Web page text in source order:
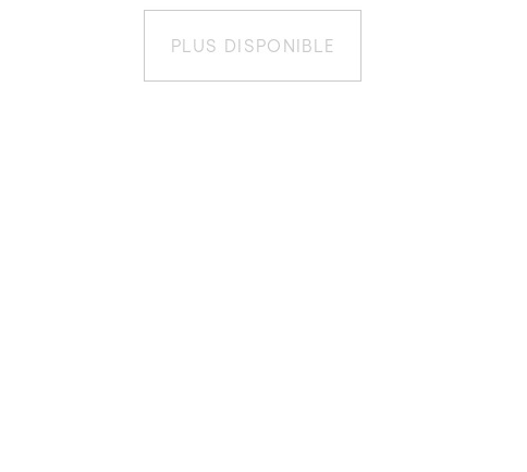
PLUS DISPONIBLE